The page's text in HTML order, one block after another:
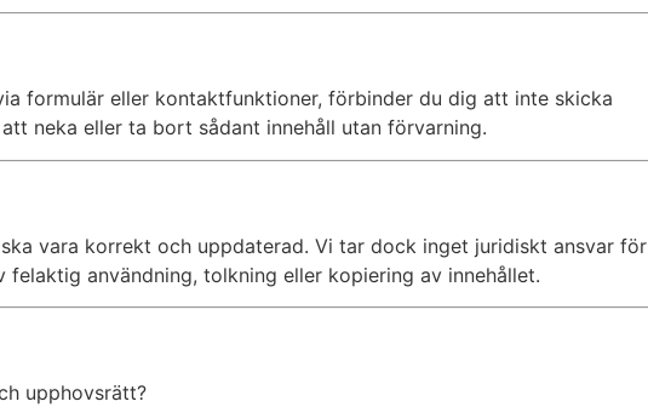
formulär eller kontaktfunktioner, förbinder du dig att inte skicka
neka eller ta bort sådant innehåll utan förvarning.
vara korrekt och uppdaterad. Vi tar dock inget juridiskt ansvar för
användning, tolkning eller kopiering av innehållet.
upphovsrätt?